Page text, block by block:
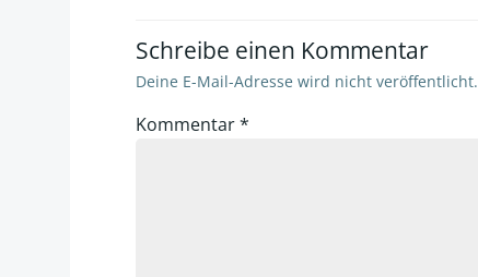
Schreibe einen Kommentar
Deine E-Mail-Adresse wird nicht veröffentlicht.
Kommentar*